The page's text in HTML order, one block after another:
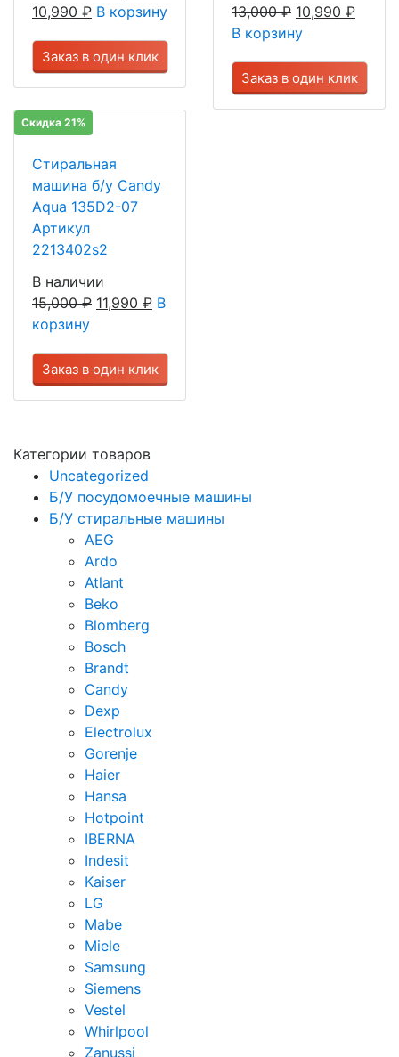
10,990 ₽ В корзину
Заказ в один клик
13,000₽ 10,990 ₽
В корзину
Заказ в один клик
Скидка 21%
Стиральная
машина б/у Candy
Aqua 135D2-07
Артикул
2213402s2
В наличии
15,000₽ 11,990 ₽ В
корзину
Заказ в один клик
Категории товаров
Uncategorized
Б/У посудомоечные машины
Б/У стиральные машины
AEG
Ardo
Atlant
Beko
Blomberg
Bosch
Brandt
Candy
Dexp
Electrolux
Gorenje
Haier
Hansa
Hotpoint
IBERNA
Indesit
Kaiser
LG
Mabe
Miele
Samsung
Siemens
Vestel
Whirlpool
Zanussi